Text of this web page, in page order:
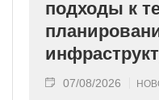
подходы к
07/08/2026